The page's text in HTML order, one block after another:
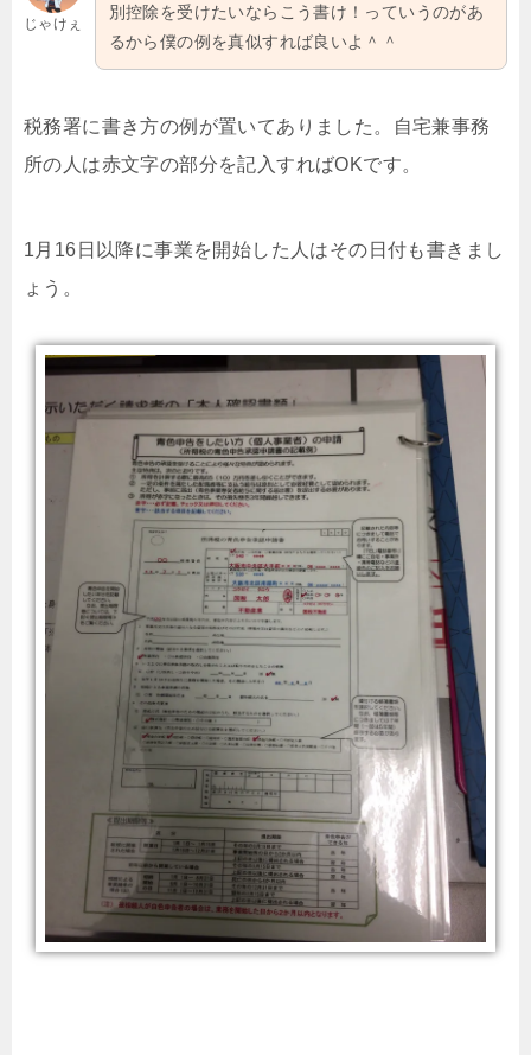
じゃけぇ
別控除を受けたいならこう書け！っていうのがあ
るから僕の例を真似すれば良いよ＾＾
税務署に書き方の例が置いてありました。自宅兼事務
所の人は赤文字の部分を記入すればOKです。
1月16日以降に事業を開始した人はその日付も書きまし
ょう。